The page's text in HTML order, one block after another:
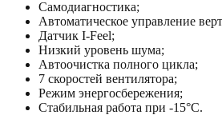
Самодиагностика;
Автоматическое управление
Датчик I-Feel;
Низкий уровень шума;
Автоочистка полного цикла;
7 скоростей вентилятора;
Режим энергосбережения;
Стабильная работа при -15°С.